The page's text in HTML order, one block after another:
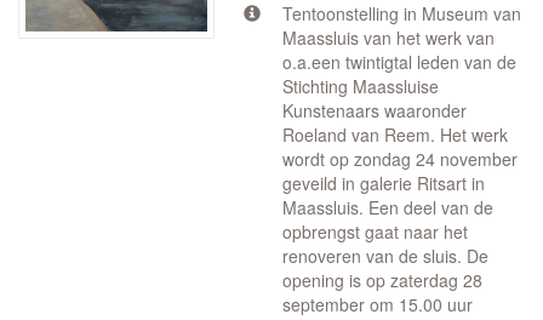
Tentoonstelling in Museum van
Maassluis van het werk van
o.a.een twintigtal leden van de
Stichting Maassluise
Kunstenaars waaronder
Roeland van Reem. Het werk
wordt op zondag 24 november
geveild in galerie Ritsart in
Maassluis. Een deel van de
opbrengst gaat naar het
renoveren van de sluis. De
opening is op zaterdag 28
september om 15.00 uur